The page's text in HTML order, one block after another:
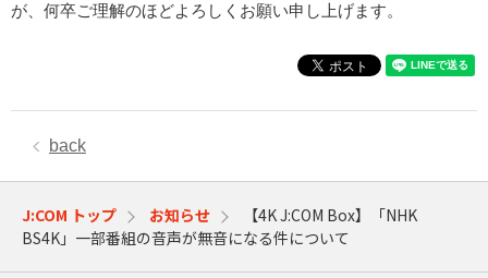
が、何卒ご理解のほどよろしくお願い申し上げます。
back
J:COM トップ お知らせ
【4K J:COM Box】「NHK
BS4K」一部番組の音声が無音になる件について